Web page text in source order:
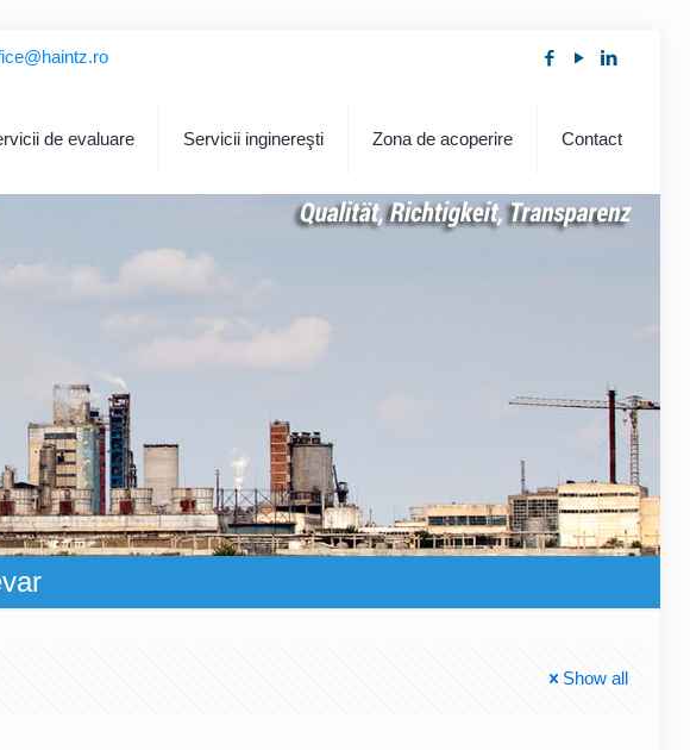
de evaluare Servicii inginereşti Zona de acoperire Contact
Show all